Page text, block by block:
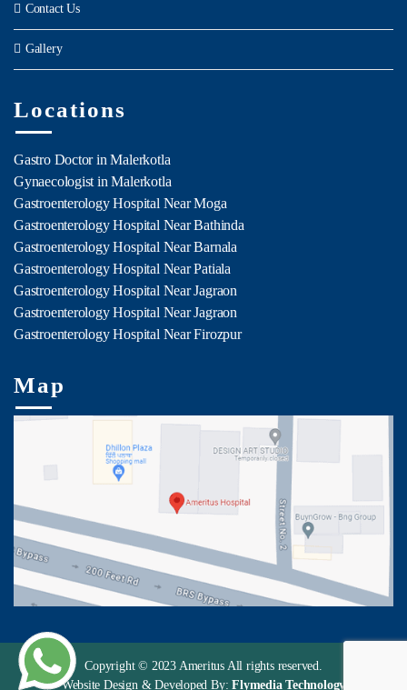
Contact Us
Gallery
Locations
Gastro Doctor in Malerkotla
Gynaecologist in Malerkotla
Gastroenterology Hospital Near Moga
Gastroenterology Hospital Near Bathinda
Gastroenterology Hospital Near Barnala
Gastroenterology Hospital Near Patiala
Gastroenterology Hospital Near Jagraon
Gastroenterology Hospital Near Jagraon
Gastroenterology Hospital Near Firozpur
Map
Copyright © 2023 Ameritus All rights reserved.
Website Design & Developed By: Flymedia Technology